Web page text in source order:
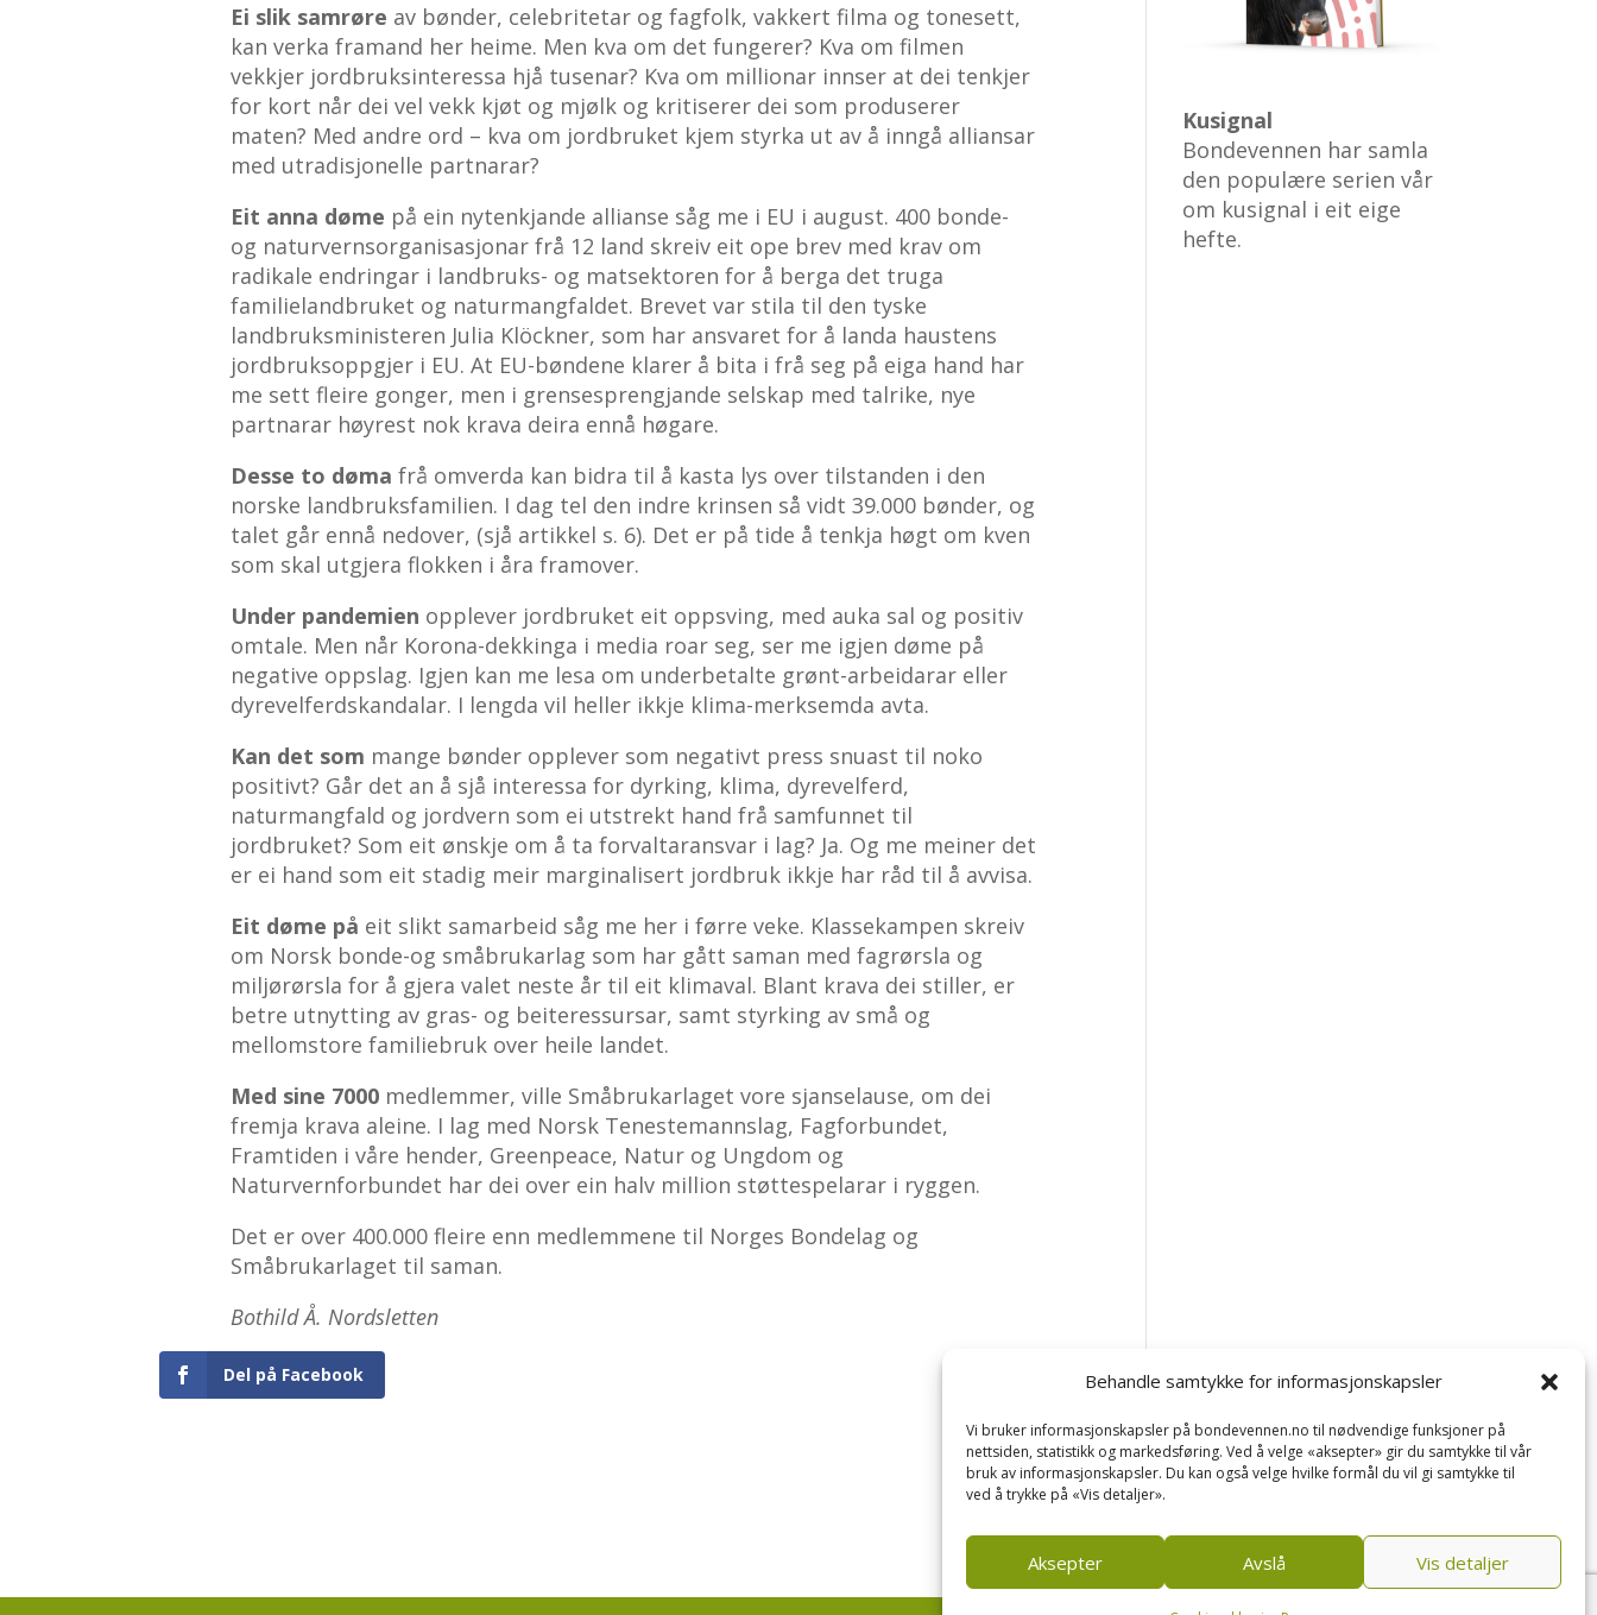
Behandle samtykke for informasjonskapsler
Vi bruker informasjonskapsler på bondevennen.no til nødvendige funksjoner på
nettsiden, statistikk og markedsføring. Ved å velge «aksepter» gir du samtykke til vår
bruk av informasjonskapsler. Du kan også velge hvilke formål du vil gi samtykke til
ved å trykke på «Vis detaljer».
Aksepter Avslå Vis detaljer
Ei slik samrøre av bønder, celebritetar og fagfolk, vakkert filma og tonesett,
kan verka framand her heime. Men kva om det fungerer? Kva om filmen
vekkjer jordbruksinteressa hjå tusenar? Kva om millionar innser at dei tenkjer
for kort når dei vel vekk kjøt og mjølk og kritiserer dei som produserer
maten? Med andre ord – kva om jordbruket kjem styrka ut av å inngå alliansar
med utradisjonelle partnarar?
Eit anna døme på ein nytenkjande allianse såg me i EU i august. 400 bonde-
og naturvernsorganisasjonar frå 12 land skreiv eit ope brev med krav om
radikale endringar i landbruks- og matsektoren for å berga det truga
familielandbruket og naturmangfaldet. Brevet var stila til den tyske
landbruksministeren Julia Klöckner, som har ansvaret for å landa haustens
jordbruksoppgjer i EU. At EU-bøndene klarer å bita i frå seg på eiga hand har
me sett fleire gonger, men i grensesprengjande selskap med talrike, nye
partnarar høyrest nok krava deira ennå høgare.
Desse to dømafrå omverda kan bidra til å kasta lys over tilstanden i den
norske landbruksfamilien. I dag tel den indre krinsen så vidt 39.000 bønder, og
talet går ennå nedover, (sjå artikkel s. 6). Det er på tide å tenkja høgt om kven
som skal utgjera flokken i åra framover.
Under pandemien opplever jordbruket eit oppsving, med auka sal og positiv
omtale. Men når Korona-dekkinga i media roar seg, ser me igjen døme på
negative oppslag. Igjen kan me lesa om underbetalte grønt-arbeidarar eller
dyrevelferdskandalar. I lengda vil heller ikkje klima-merksemda avta.
Kan det som mange bønder opplever som negativt press snuast til noko
positivt? Går det an å sjå interessa for dyrking, klima, dyrevelferd,
naturmangfald og jordvern som ei utstrekt hand frå samfunnet til
jordbruket? Som eit ønskje om å ta forvaltaransvar i lag? Ja. Og me meiner det
er ei hand som eit stadig meir marginalisert jordbruk ikkje har råd til å avvisa.
Eit døme på eit slikt samarbeid såg me her i førre veke. Klassekampen skreiv
om Norsk bonde-og småbrukarlag som har gått saman med fagrørsla og
miljørørsla for å gjera valet neste år til eit klimaval. Blant krava dei stiller, er
betre utnytting av gras- og beiteressursar, samt styrking av små og
mellomstore familiebruk over heile landet.
Med sine 7000 medlemmer, ville Småbrukarlaget vore sjanselause, om dei
fremja krava aleine. I lag med Norsk Tenestemannslag, Fagforbundet,
Framtiden i våre hender, Greenpeace, Natur og Ungdom og
Naturvernforbundet har dei over ein halv million støttespelarar i ryggen.
Det er over 400.000 fleire enn medlemmene til Norges Bondelag og
Småbrukarlaget til saman.
Bothild Å. Nordsletten
Del på Facebook
Kusignal
Bondevennen har samla
den populære serien vår
om kusignal i eit eige
hefte.